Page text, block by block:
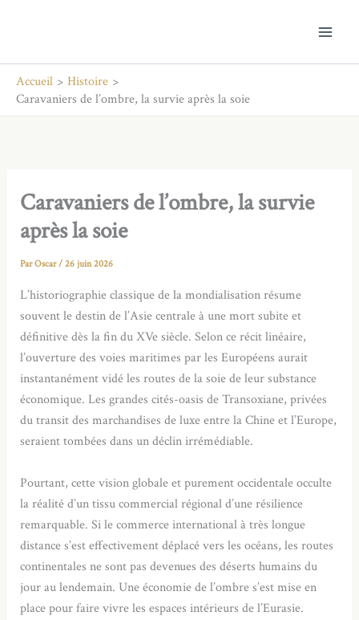
Accueil
Histoire
Caravaniers de l’ombre, la survie après la soie
Caravaniers de l’ombre, la survie
après la soie
ParOscar/26 juin 2026
L’historiographie classique de la mondialisation résume
souvent le destin de l’Asie centrale à une mort subite et
définitive dès la fin du XVe siècle. Selon ce récit linéaire,
l’ouverture des voies maritimes par les Européens aurait
instantanément vidé les routes de la soie de leur substance
économique. Les grandes cités-oasis de Transoxiane, privées
du transit des marchandises de luxe entre la Chine et l’Europe,
seraient tombées dans un déclin irrémédiable.
Pourtant, cette vision globale et purement occidentale occulte
la réalité d’un tissu commercial régional d’une résilience
remarquable. Si le commerce international à très longue
distance s’est effectivement déplacé vers les océans, les routes
continentales ne sont pas devenues des déserts humains du
jour au lendemain. Une économie de l’ombre s’est mise en
place pour faire vivre les espaces intérieurs de l’Eurasie.